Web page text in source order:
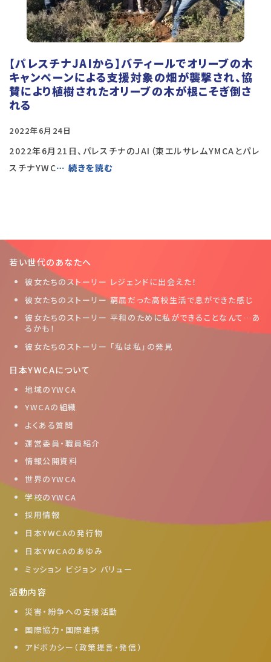
【パレスチナJAIから】バティールでオリーブの木
キャンペーンによる支援対象の畑が襲撃され、協
賛により植樹されたオリーブの木が根こそぎ倒さ
れる
2022年6月24日
2022年6月21日、パレスチナのJAI（東エルサレムYMCAとパレ
スチナYWC… 続きを読む
若い世代のあなたへ
彼女たちのストーリー レジェンドに出会えた！
彼女たちのストーリー 窮屈だった高校生活で息ができた感じ
彼女たちのストーリー 平和のために私ができることなんて…あ
るかも！
彼女たちのストーリー 「私は私」の発見
日本YWCAについて
地域のYWCA
YWCAの組織
よくある質問
運営委員・職員紹介
情報公開資料
世界のYWCA
学校のYWCA
採用情報
日本YWCAの発行物
日本YWCAのあゆみ
ミッション ビジョン バリュー
活動内容
災害・紛争への支援活動
国際協力・国際連携
アドボカシー（政策提言・発信）